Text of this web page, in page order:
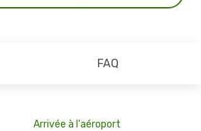
FAQ
Arrivée à l'aéroport